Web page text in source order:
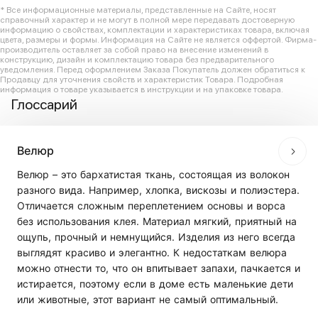
* Все информационные материалы, представленные на Сайте, носят
справочный характер и не могут в полной мере передавать достоверную
информацию о свойствах, комплектации и характеристиках товара, включая
цвета, размеры и формы. Информация на Сайте не является оффертой. Фирма-
производитель оставляет за собой право на внесение изменений в
конструкцию, дизайн и комплектацию товара без предварительного
уведомления. Перед оформлением Заказа Покупатель должен обратиться к
Продавцу для уточнения свойств и характеристик Товара. Подробная
информация о товаре указывается в инструкции и на упаковке товара.
Глоссарий
Велюр
Велюр – это бархатистая ткань, состоящая из волокон
разного вида. Например, хлопка, вискозы и полиэстера.
Отличается сложным переплетением основы и ворса
без использования клея. Материал мягкий, приятный на
ощупь, прочный и немнущийся. Изделия из него всегда
выглядят красиво и элегантно. К недостаткам велюра
можно отнести то, что он впитывает запахи, пачкается и
истирается, поэтому если в доме есть маленькие дети
или животные, этот вариант не самый оптимальный.